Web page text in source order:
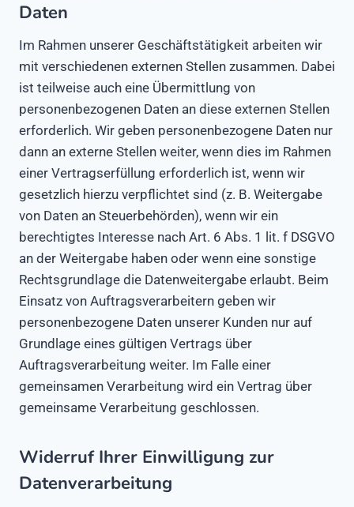
Daten
Im Rahmen unserer Geschäftstätigkeit arbeiten wir
mit verschiedenen externen Stellen zusammen. Dabei
ist teilweise auch eine Übermittlung von
personenbezogenen Daten an diese externen Stellen
erforderlich. Wir geben personenbezogene Daten nur
dann an externe Stellen weiter, wenn dies im Rahmen
einer Vertragserfüllung erforderlich ist, wenn wir
gesetzlich hierzu verpflichtet sind (z. B. Weitergabe
von Daten an Steuerbehörden), wenn wir ein
berechtigtes Interesse nach Art. 6 Abs. 1 lit. f DSGVO
an der Weitergabe haben oder wenn eine sonstige
Rechtsgrundlage die Datenweitergabe erlaubt. Beim
Einsatz von Auftragsverarbeitern geben wir
personenbezogene Daten unserer Kunden nur auf
Grundlage eines gültigen Vertrags über
Auftragsverarbeitung weiter. Im Falle einer
gemeinsamen Verarbeitung wird ein Vertrag über
gemeinsame Verarbeitung geschlossen.
Widerruf Ihrer Einwilligung zur
Datenverarbeitung